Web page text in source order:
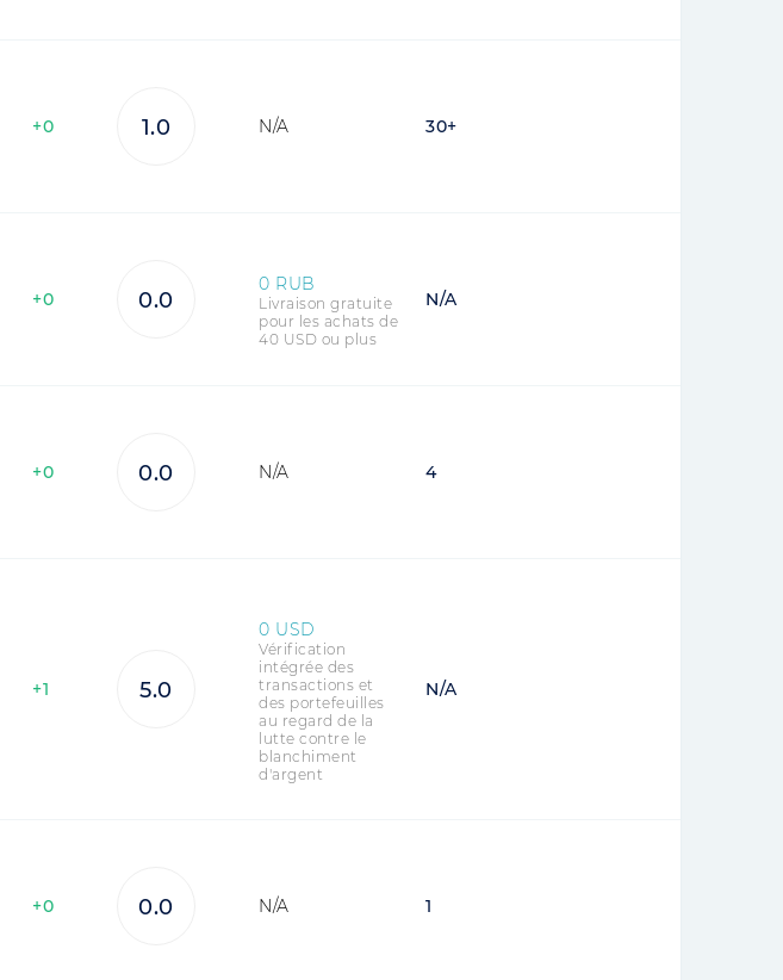
+0 1.0 N/A 30+
+0 0.0
0 RUB
Livraison gratuite
pour les achats de
40 USD ou plus
N/A
+0 0.0 N/A 4
+1 5.0
0 USD
Vérification
intégrée des
transactions et
des portefeuilles
au regard de la
lutte contre le
blanchiment
d'argent
N/A
+0 0.0 N/A 1